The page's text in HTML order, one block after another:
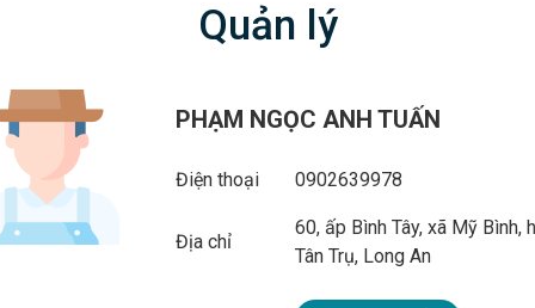
Quản lý
PHẠM NGỌC ANH TUẤN
Điện thoại 0902639978
Địa chỉ
60, ấp Bình Tây, xã Mỹ Bình,
Tân Trụ, Long An